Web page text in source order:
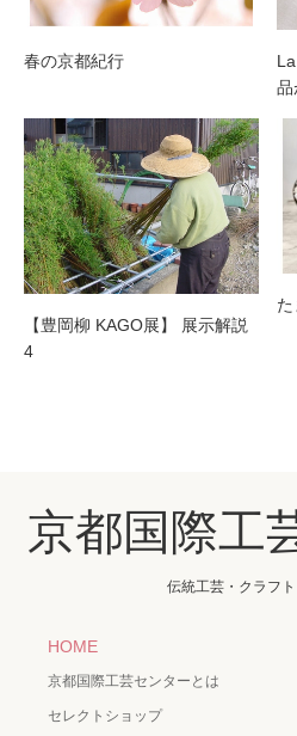
春の京都紀行
品
【豊岡柳 KAGO展】 展示解説
4
京都国際工
伝統工芸・クラフ
HOME
京都国際工芸センターとは
セレクトショップ